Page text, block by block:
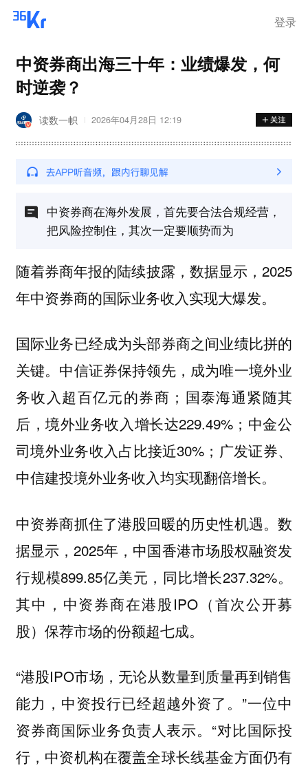
登录
中资券商出海三十年：业绩爆发，何
时逆袭？
读数一帜 2026年04月28日 12:19
中资券商在海外发展，首先要合法合规经营，
把风险控制住，其次一定要顺势而为
随着券商年报的陆续披露，数据显示，2025
年中资券商的国际业务收入实现大爆发。
国际业务已经成为头部券商之间业绩比拼的
关键。中信证券保持领先，成为唯一境外业
务收入超百亿元的券商；国泰海通紧随其
后，境外业务收入增长达229.49%；中金公
司境外业务收入占比接近30%；广发证券、
中信建投境外业务收入均实现翻倍增长。
中资券商抓住了港股回暖的历史性机遇。数
据显示，2025年，中国香港市场股权融资发
行规模899.85亿美元，同比增长237.32%。
其中，中资券商在港股IPO（首次公开募
股）保荐市场的份额超七成。
“港股IPO市场，无论从数量到质量再到销售
能力，中资投行已经超越外资了。”一位中
资券商国际业务负责人表示。“对比国际投
行，中资机构在覆盖全球长线基金方面仍有